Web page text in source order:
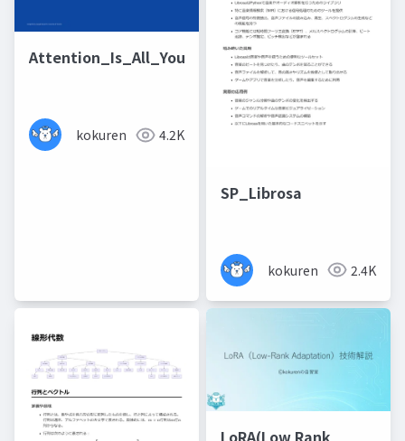
Attention_Is_All_You_Need_Summary
kokuren 4.2K
SP_Librosa
kokuren 2.4K